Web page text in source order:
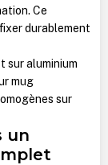
Ce
durablement
sur aluminium
mug
sur
un